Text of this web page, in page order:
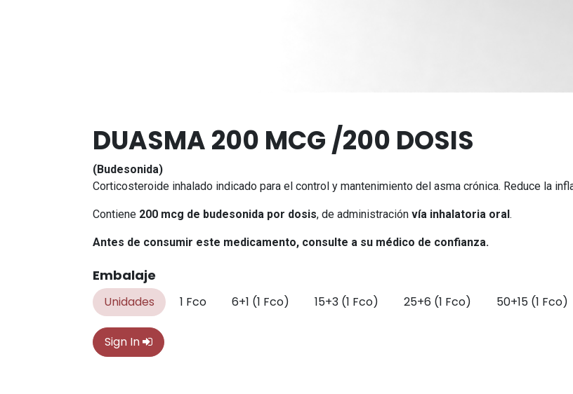
DUASMA 200 MCG /200 DOSIS
(Budesonida)
Corticosteroide inhalado indicado para el control y mantenimiento del asma crónica. Reduce la
Contiene 200 mcg de budesonida por dosis, de administración vía inhalatoria oral.
Antes de consumir este medicamento, consulte a su médico de confianza.
Embalaje
Unidades 1 Fco 6+1 (1 Fco) 15+3 (1 Fco) 25+6 (1 Fco) 50+15 (1 Fco)
Sign In